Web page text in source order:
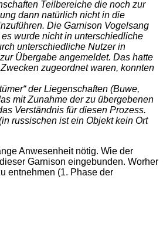
Teilbereiche die noch zur
dann natürlich nicht in die
Die Garnison Vogelsang
wurde nicht in unterschiedliche
unterschiedliche Nutzer in
Übergabe angemeldet. Das hatte
zugeordnet waren, konnten
der Liegenschaften (Buwe,
mit Zunahme der zu übergebenen
Verständnis für diesen Prozess.
russischen ist ein Objekt kein Ort
Anwesenheit nötig. Wie der
Garnison eingebunden. Worher
entnehmen (1. Phase der